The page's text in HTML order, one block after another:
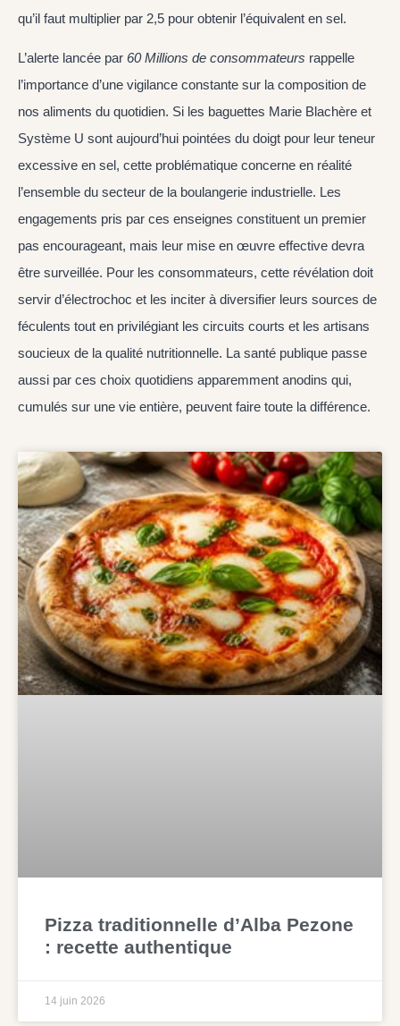
Pizza traditionnelle d’Alba Pezone
: recette authentique
14 juin 2026
qu’il faut multiplier par 2,5 pour obtenir l’équivalent en sel.
L’alerte lancée par 60 Millions de consommateurs rappelle
l’importance d’une vigilance constante sur la composition de
nos aliments du quotidien. Si les baguettes Marie Blachère et
Système U sont aujourd’hui pointées du doigt pour leur teneur
excessive en sel, cette problématique concerne en réalité
l’ensemble du secteur de la boulangerie industrielle. Les
engagements pris par ces enseignes constituent un premier
pas encourageant, mais leur mise en œuvre effective devra
être surveillée. Pour les consommateurs, cette révélation doit
servir d’électrochoc et les inciter à diversifier leurs sources de
féculents tout en privilégiant les circuits courts et les artisans
soucieux de la qualité nutritionnelle. La santé publique passe
aussi par ces choix quotidiens apparemment anodins qui,
cumulés sur une vie entière, peuvent faire toute la différence.